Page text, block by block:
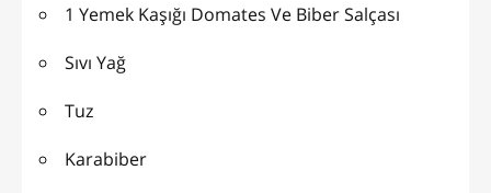
1 Yemek Kaşığı Domates Ve Biber Salçası
Sıvı Yağ
Tuz
Karabiber